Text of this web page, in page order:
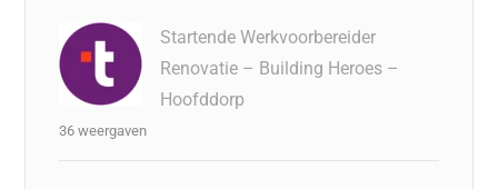
Startende Werkvoorbereider
Renovatie – Building Heroes –
Hoofddorp
36 weergaven